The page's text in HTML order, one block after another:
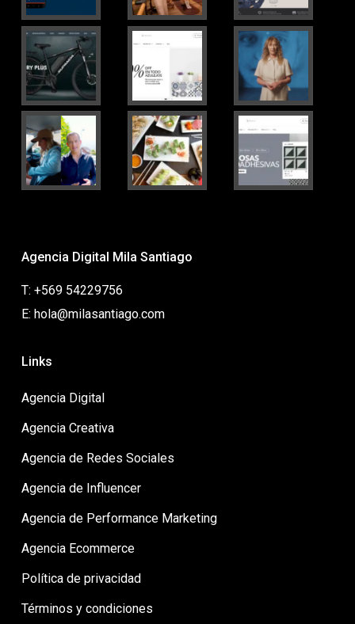
Agencia Digital Mila Santiago
T: +569 54229756
E: hola@milasantiago.com
Links
Agencia Digital
Agencia Creativa
Agencia de Redes Sociales
Agencia de Influencer
Agencia de Performance Marketing
Agencia Ecommerce
Política de privacidad
Términos y condiciones